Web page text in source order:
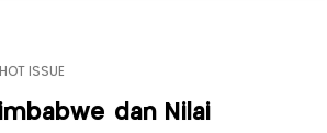
HOT ISSUE
dan Nilai